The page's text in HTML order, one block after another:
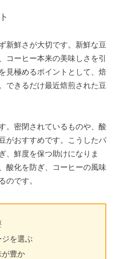
新鮮さが大切です。新鮮な豆
コーヒー本来の美味しさを引
見極めるポイントとして、焙
できるだけ最近焙煎された豆
。密閉されているものや、酸
がおすすめです。こうしたパ
、鮮度を保つ助けになりま
酸化を防ぎ、コーヒーの風味
のです。
を選ぶ
が豊か